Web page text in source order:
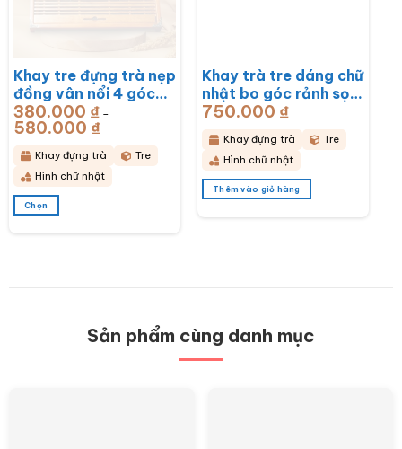
trên
trang
sản
phẩm
trên
trang
sản
phẩm
Khay tre đựng trà nẹp
đồng vân nổi 4 góc
khắc hoa lan
43x28x6cm BT-
KDT15
380.000 ₫ –
580.000 ₫Khoảng
giá:
từ
380.000 ₫
đến
580.000 ₫
Khay đựng trà
Tre
Hình chữ nhật
Chọn
Khay trà tre dáng chữ
nhật bo góc rảnh sọc
50x28x3cm BT-
KDT14
750.000 ₫
Khay đựng trà
Tre
Hình chữ nhật
Thêm vào giỏ hàng
Sản phẩm cùng danh mục